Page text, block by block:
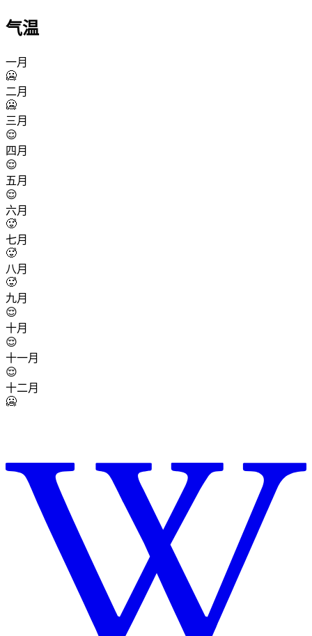
气温
一月
🥶
二月
🥶
三月
😌
四月
😌
五月
😌
六月
🥵
七月
🥵
八月
🥵
九月
😌
十月
😌
十一月
😌
十二月
🥶